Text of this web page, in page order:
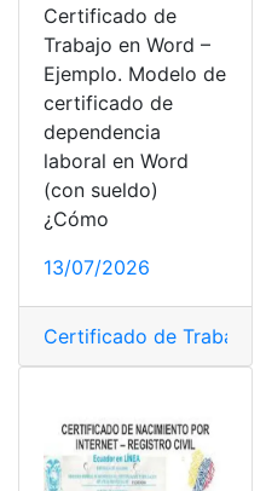
Certificado de
Trabajo en Word –
Ejemplo. Modelo de
certificado de
dependencia
laboral en Word
(con sueldo)
¿Cómo
13/07/2026
Certificado de Trabajo